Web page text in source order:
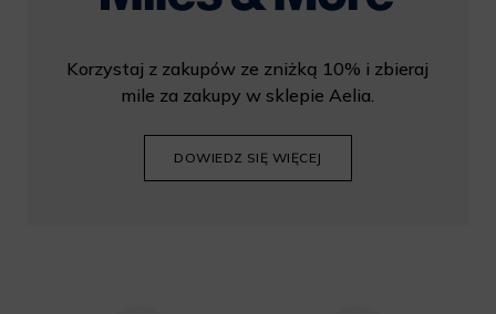
Korzystaj z zakupów ze zniżką 10% i zbieraj
mile za zakupy w sklepie Aelia.
DOWIEDZ SIĘ WIĘCEJ